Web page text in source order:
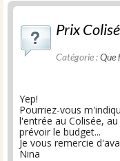
Prix
Catégorie :Que
Yep!
Pourriez-vous
l'entrée au Colisée,
prévoir le budget...
Je vous remercie
Nina